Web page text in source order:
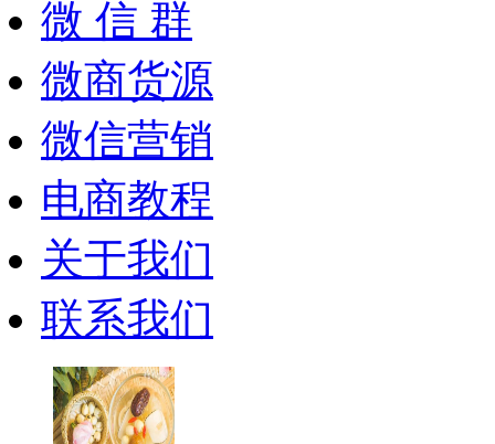
微 信 群
微商货源
微信营销
电商教程
关于我们
联系我们